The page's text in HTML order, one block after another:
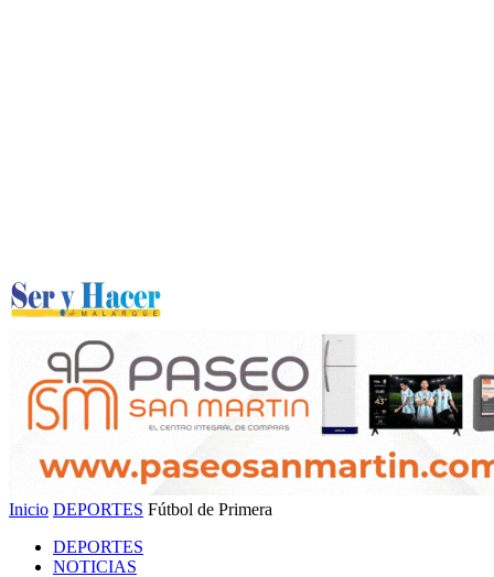
Inicio DEPORTES Fútbol de Primera
DEPORTES
NOTICIAS